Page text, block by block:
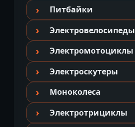
Питбайки
Электровелосипеды
Электромотоциклы
Электроскутеры
Моноколеса
Электротрициклы